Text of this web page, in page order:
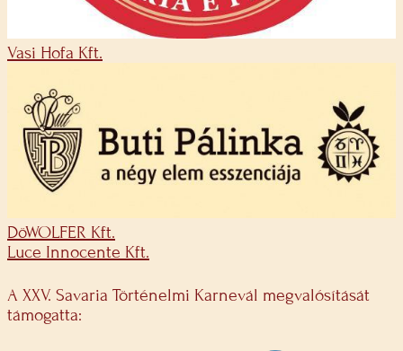
Vasi Hofa Kft.
DöWOLFER Kft.
Luce Innocente Kft.
A XXV. Savaria Történelmi Karnevál megvalósítását
támogatta: